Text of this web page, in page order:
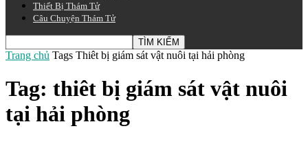
Thiết Bị Thám Tử
Câu Chuyện Thám Tử
Trang chủ Tags Thiêt bị giám sát vật nuôi tại hải phòng
Tag: thiêt bị giám sát vật nuôi
tại hải phòng